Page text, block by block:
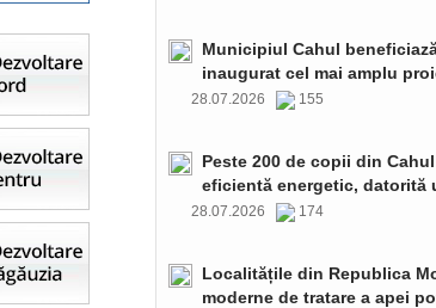
Municipiul Cahul
inaugurat cel mai amplu
28.07.2026 155
Peste 200 de copii din
eficientă energetic, datorită
28.07.2026 174
Localitățile din Republica
moderne de tratare a apei